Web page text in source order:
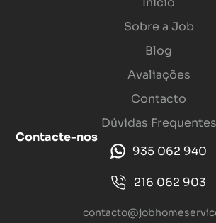
Sobre a Job
Blog
Avaliações
Contacto
Dúvidas Frequentes
Contacte-nos
935 062 940
216 062 903